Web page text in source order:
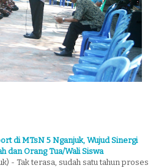
di MTsN 5 Nganjuk, Wujud Sinergi
dan Orang Tua/Wali Siswa
- Tak terasa, sudah satu tahun proses